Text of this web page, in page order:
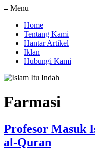
≡ Menu
Home
Tentang Kami
Hantar Artikel
Iklan
Hubungi Kami
Farmasi
Profesor Masuk
al-Quran